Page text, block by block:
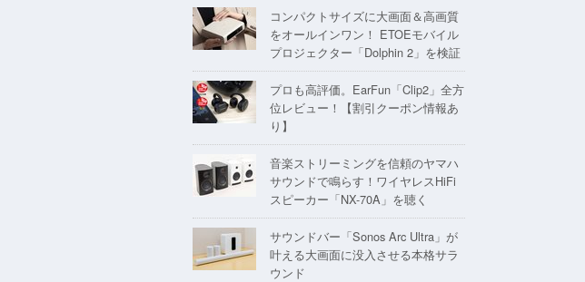
コンパクトサイズに大画面＆高画質
をオールインワン！ ETOEモバイル
プロジェクター「Dolphin 2」を検証
プロも高評価。EarFun「Clip2」全方
位レビュー！【割引クーポン情報あ
り】
音楽ストリーミングを信頼のヤマハ
サウンドで鳴らす！ワイヤレスHiFi
スピーカー「NX-70A」を聴く
サウンドバー「Sonos Arc Ultra」が
叶える大画面に没入させる本格サラ
ウンド